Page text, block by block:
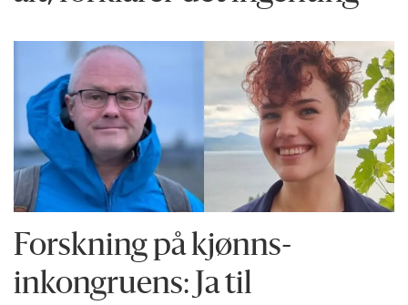
Forskning på kjønns­
inkongruens: Ja til